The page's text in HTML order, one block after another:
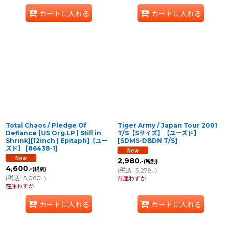
カートに入れる カートに入れる
Total Chaos / Pledge Of
Defiance [US Org.LP | Still in
Shrink][12inch | Epitaph]【ユー
ズド】
[86438-1]
4,600.-(税別)
(税込: 5,060.-)
在庫わずか
カートに入れる
Tiger Army / Japan Tour 2001
T/S【Sサイズ】【ユーズド】
[SDMS-DBDN T/S]
2,980.-(税別)
(税込: 3,278.-)
在庫わずか
カートに入れる